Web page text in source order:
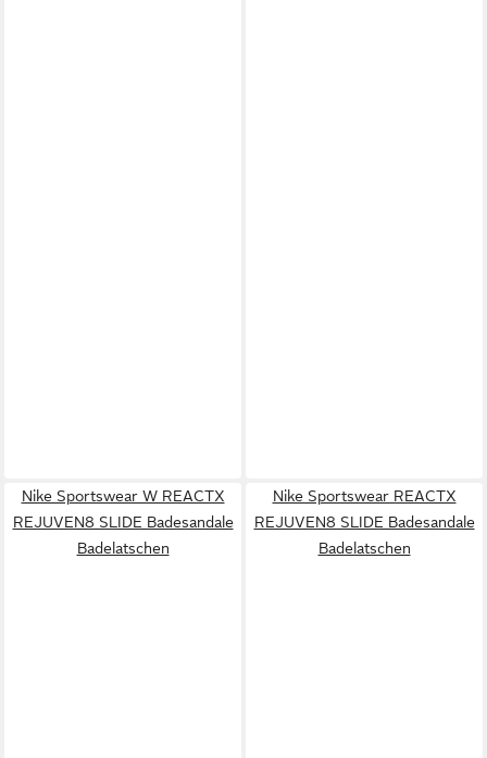
Nike Sportswear W REACTX
REJUVEN8 SLIDE Badesandale
Badelatschen
Nike Sportswear REACTX
REJUVEN8 SLIDE Badesandale
Badelatschen